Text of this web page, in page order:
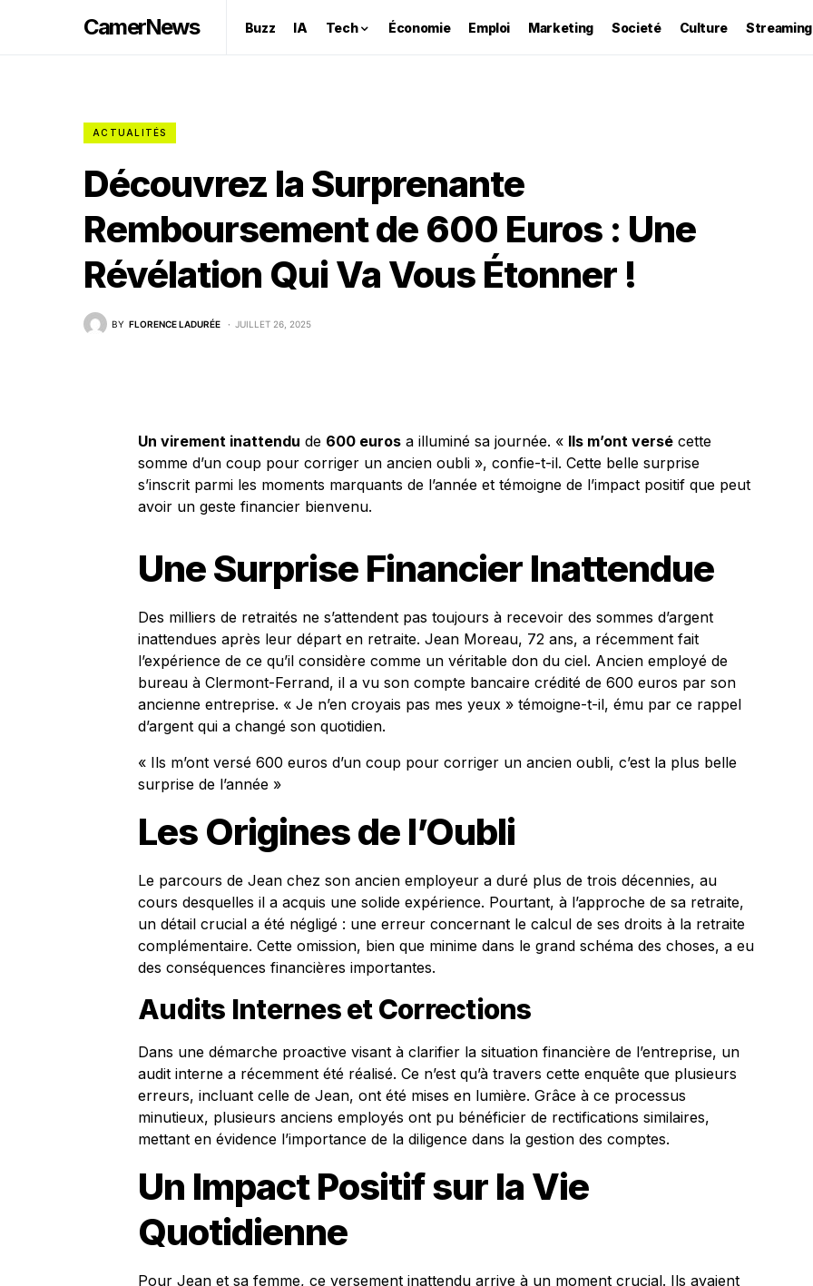
CamerNews Buzz IA Tech Économie Emploi Marketing Societé Culture Streaming
ACTUALITÉS
Découvrez la Surprenante
Remboursement de 600 Euros : Une
Révélation Qui Va Vous Étonner !
BY FLORENCE LADURÉE JUILLET 26, 2025
Un virement inattendu de 600 euros a illuminé sa journée. « Ils m’ont versé cette
somme d’un coup pour corriger un ancien oubli », confie-t-il. Cette belle surprise
s’inscrit parmi les moments marquants de l’année et témoigne de l’impact positif que peut
avoir un geste financier bienvenu.
Une Surprise Financier Inattendue
Des milliers de retraités ne s’attendent pas toujours à recevoir des sommes d’argent
inattendues après leur départ en retraite. Jean Moreau, 72 ans, a récemment fait
l’expérience de ce qu’il considère comme un véritable don du ciel. Ancien employé de
bureau à Clermont-Ferrand, il a vu son compte bancaire crédité de 600 euros par son
ancienne entreprise. « Je n’en croyais pas mes yeux » témoigne-t-il, ému par ce rappel
d’argent qui a changé son quotidien.
« Ils m’ont versé 600 euros d’un coup pour corriger un ancien oubli, c’est la plus belle
surprise de l’année »
Les Origines de l’Oubli
Le parcours de Jean chez son ancien employeur a duré plus de trois décennies, au
cours desquelles il a acquis une solide expérience. Pourtant, à l’approche de sa retraite,
un détail crucial a été négligé : une erreur concernant le calcul de ses droits à la retraite
complémentaire. Cette omission, bien que minime dans le grand schéma des choses, a eu
des conséquences financières importantes.
Audits Internes et Corrections
Dans une démarche proactive visant à clarifier la situation financière de l’entreprise, un
audit interne a récemment été réalisé. Ce n’est qu’à travers cette enquête que plusieurs
erreurs, incluant celle de Jean, ont été mises en lumière. Grâce à ce processus
minutieux, plusieurs anciens employés ont pu bénéficier de rectifications similaires,
mettant en évidence l’importance de la diligence dans la gestion des comptes.
Un Impact Positif sur la Vie
Quotidienne
Pour Jean et sa femme, ce versement inattendu arrive à un moment crucial. Ils avaient